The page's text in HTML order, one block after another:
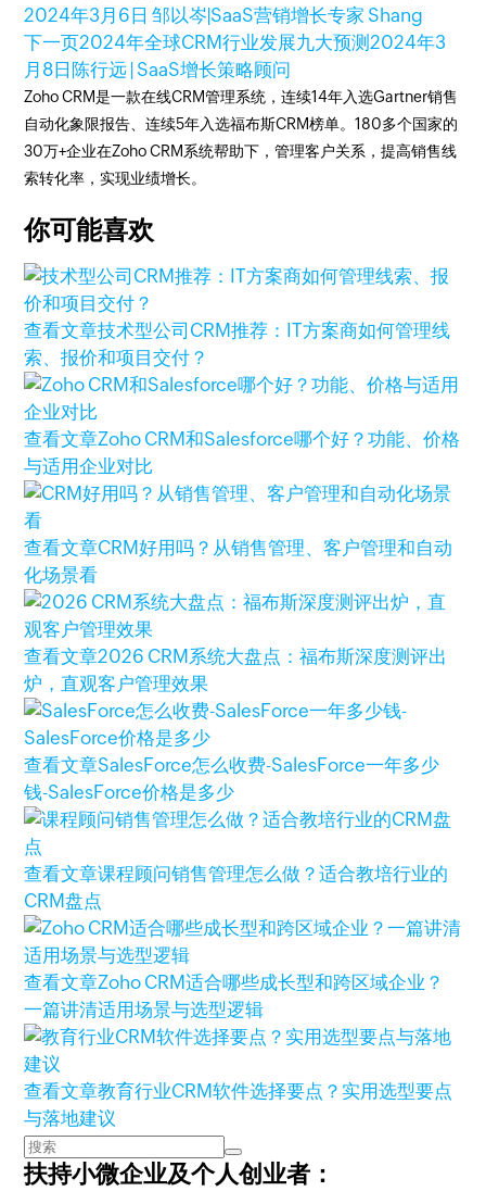
2024年3月6日 邹以岑|SaaS营销增长专家 Shang
下一页2024年全球CRM行业发展九大预测2024年3
月8日 陈行远 | SaaS增长策略顾问
Zoho CRM是一款在线CRM管理系统，连续14年入选Gartner销售
自动化象限报告、连续5年入选福布斯CRM榜单。180多个国家的
30万+企业在Zoho CRM系统帮助下，管理客户关系，提高销售线
索转化率，实现业绩增长。
你可能喜欢
查看文章技术型公司CRM推荐：IT方案商如何管理线
索、报价和项目交付？
查看文章Zoho CRM和Salesforce哪个好？功能、价格
与适用企业对比
查看文章CRM好用吗？从销售管理、客户管理和自动
化场景看
查看文章2026 CRM系统大盘点：福布斯深度测评出
炉，直观客户管理效果
查看文章SalesForce怎么收费-SalesForce一年多少
钱-SalesForce价格是多少
查看文章课程顾问销售管理怎么做？适合教培行业的
CRM盘点
查看文章Zoho CRM适合哪些成长型和跨区域企业？
一篇讲清适用场景与选型逻辑
查看文章教育行业CRM软件选择要点？实用选型要点
与落地建议
扶持小微企业及个人创业者：